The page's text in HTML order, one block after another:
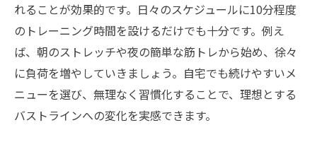
れることが効果的です。日々のスケジュールに10分程度
のトレーニング時間を設けるだけでも十分です。例え
ば、朝のストレッチや夜の簡単な筋トレから始め、徐々
に負荷を増やしていきましょう。自宅でも続けやすいメ
ニューを選び、無理なく習慣化することで、理想とする
バストラインへの変化を実感できます。